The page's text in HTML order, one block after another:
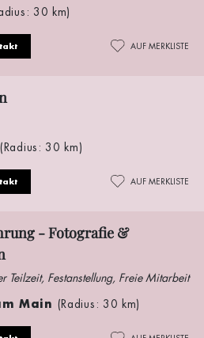
30 km)
AUF MERKLISTE
(Radius: 30 km)
AUF MERKLISTE
- Fotografie &
Teilzeit, Festanstellung, Freie Mitarbeit
Main (Radius: 30 km)